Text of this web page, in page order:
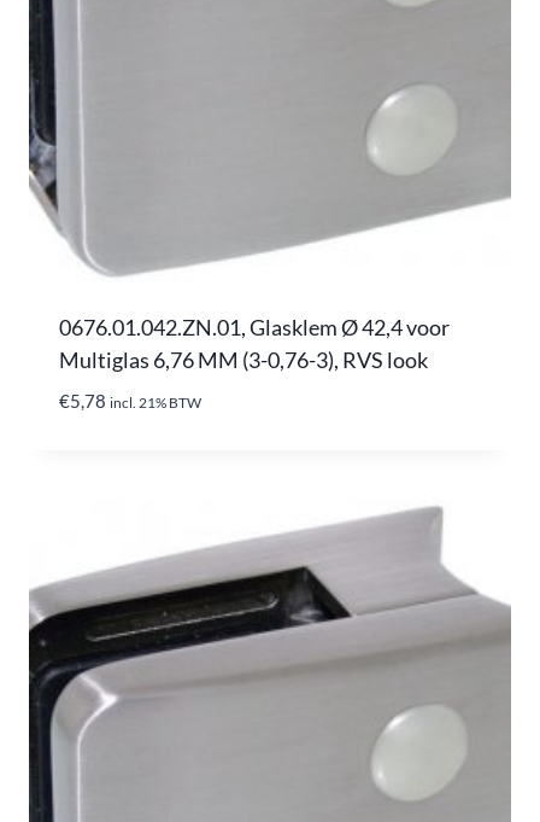
0676.01.042.ZN.01, Glasklem Ø 42,4 voor
Multiglas 6,76 MM (3-0,76-3), RVS look
€5,78 incl. 21% BTW